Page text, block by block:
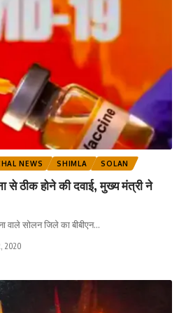
NEWS SHIMLA SOLAN
से ठीक होने की दवाई, मुख्य मंत्री ने
वाले सोलन जिले का बीबीएन…
2020